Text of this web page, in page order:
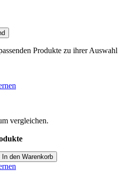
Produkte zu ihrer Auswahl
vergleichen.
In den Warenkorb